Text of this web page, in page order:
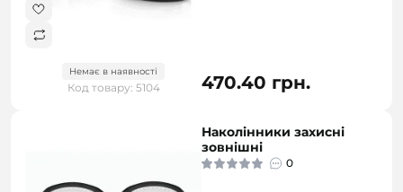
Немає в наявності
Код товару: 5104 470.40 грн.
Наколінники захисні
зовнішні
0